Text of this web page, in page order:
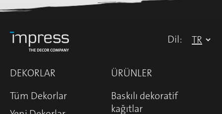
Dil:
DEKORLAR
Tüm Dekorlar
ÜRÜNLER
Baskılı dekoratif
kağıtlar